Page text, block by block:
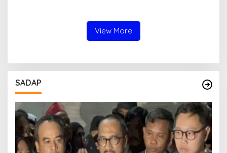
Diduga Libatkan Oknum
Aparat dan Media
View More
SADAP